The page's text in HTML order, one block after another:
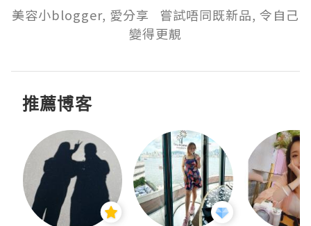
美容小blogger, 愛分享   嘗試唔同既新品, 令自己
變得更靚
推薦博客